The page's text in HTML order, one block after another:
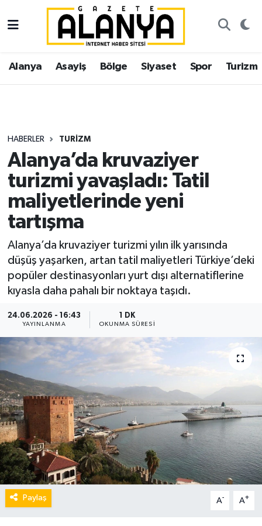
Alanya Asayiş Bölge Siyaset Spor Turizm
HABERLER TURIZM
Alanya’da kruvaziyer
turizmi yavaşladı: Tatil
maliyetlerinde yeni
tartışma
Alanya’da kruvaziyer turizmi yılın ilk yarısında
düşüş yaşarken, artan tatil maliyetleri Türkiye’deki
popüler destinasyonları yurt dışı alternatiflerine
kıyasla daha pahalı bir noktaya taşıdı.
24.06.2026 - 16:43
YAYINLANMA
1 DK
OKUNMA SÜRESI
Paylaş A- A+
Alanya
Asayiş
Siyaset
Spor
Turizm
Ekonomi
Gazipaşa
İstanbul Nöbetçi Eczaneler
İstanbul Hava Durumu
Süper Lig Puan Durumu ve Fikstür
Tüm Manşetler
Son Dakika Haberleri
Haber Arşivi